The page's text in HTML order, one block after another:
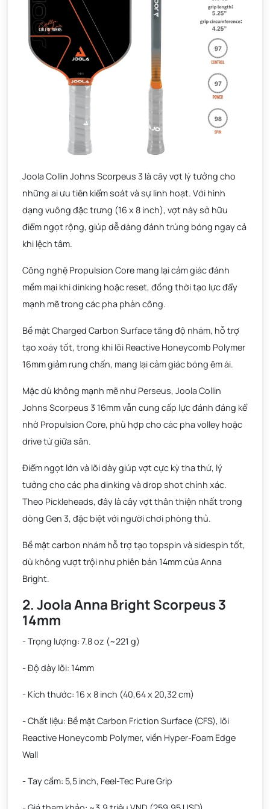
Joola Collin Johns Scorpeus 3 là cây vợt lý tưởng cho
những ai ưu tiên kiểm soát và sự linh hoạt. Với hình
dạng vuông đặc trưng (16 x 8 inch), vợt này sở hữu
điểm ngọt rộng, giúp dễ dàng đánh trúng bóng ngay cả
khi lệch tâm.
Công nghệ Propulsion Core mang lại cảm giác đánh
mềm mại khi dinking hoặc reset, đồng thời tạo lực đẩy
mạnh mẽ trong các pha phản công.
Bề mặt Charged Carbon Surface tăng độ nhám, hỗ trợ
tạo xoáy tốt, trong khi lõi Reactive Honeycomb Polymer
16mm giảm rung chấn, mang lại cảm giác bóng êm ái.
Mặc dù không mạnh mẽ như Perseus, Joola Collin
Johns Scorpeus 3 16mm vẫn cung cấp lực đánh đáng kể
nhờ Propulsion Core, phù hợp cho các pha volley hoặc
drive từ giữa sân.
Điểm ngọt lớn và lõi dày giúp vợt cực kỳ tha thứ, lý
tưởng cho các pha dinking và drop shot chính xác.
Theo Pickleheads, đây là cây vợt thân thiện nhất trong
dòng Gen 3, đặc biệt với người chơi phòng thủ.
Bề mặt carbon nhám hỗ trợ tạo topspin và sidespin tốt,
dù không vượt trội như phiên bản 14mm của Anna
Bright.
2. Joola Anna Bright Scorpeus 3
14mm
- Trọng lượng: 7.8 oz (~221 g)
- Độ dày lõi: 14mm
- Kích thước: 16 x 8 inch (40,64 x 20,32 cm)
- Chất liệu: Bề mặt Carbon Friction Surface (CFS), lõi
Reactive Honeycomb Polymer, viền Hyper-Foam Edge
Wall
- Tay cầm: 5,5 inch, Feel-Tec Pure Grip